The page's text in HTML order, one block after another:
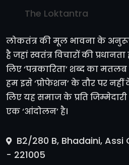
The Loktantra
लोकतंत्र की मूल भावना के
है जहां स्वतंत्र विचारों की
लिए ‘पत्रकारिता’ शब्द का
हम इसे ‘प्रोफेशन’ के तौर पर
लिए यह समाज के प्रति
एक ‘आंदोलन’ है।
B2/280 B, Bhadaini,
- 221005